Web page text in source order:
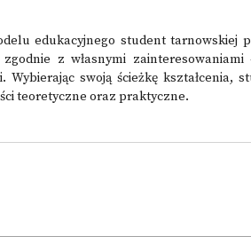
edukacyjnego student tarnowskiej
z własnymi
swoją ścieżkę kształcenia,
teoretyczne oraz praktyczne.